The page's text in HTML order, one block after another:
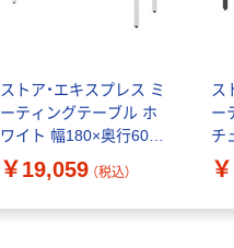
ストア・エキスプレス ミ
ーティングテーブル ホ
ワイト 幅180×奥行60×
高さ70cm 27740-134 1
台 61-830-77-3（直送品）
￥19,059 （税込）
ス
ー
チ
奥